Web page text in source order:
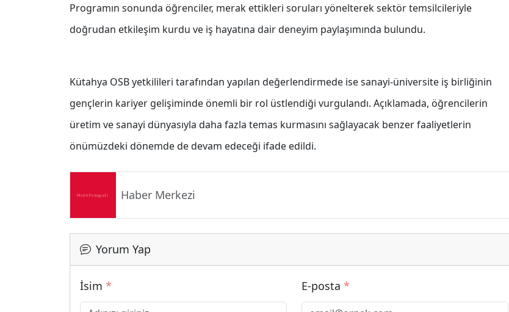
Programın sonunda öğrenciler, merak ettikleri soruları yönelterek sektör temsilcileriyle
doğrudan etkileşim kurdu ve iş hayatına dair deneyim paylaşımında bulundu.
Kütahya OSB yetkilileri tarafından yapılan değerlendirmede ise sanayi-üniversite iş birliğinin
gençlerin kariyer gelişiminde önemli bir rol üstlendiği vurgulandı. Açıklamada, öğrencilerin
üretim ve sanayi dünyasıyla daha fazla temas kurmasını sağlayacak benzer faaliyetlerin
önümüzdeki dönemde de devam edeceği ifade edildi.
Haber Merkezi
Yorum Yap
İsim * E-posta *